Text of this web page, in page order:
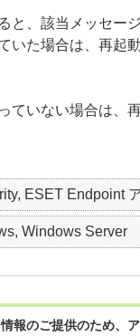
と、該当メッセー
いた場合は、再起
ていない場合は、
ESET Endpoint
Windows Server
情報のご提供のため